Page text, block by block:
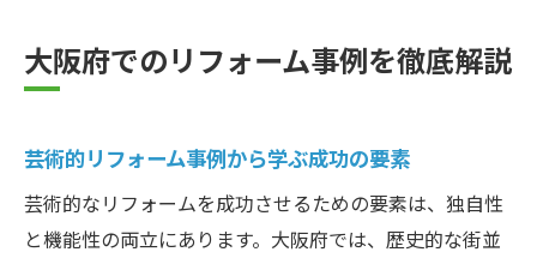
大阪府でのリフォーム事例を徹底解説
芸術的リフォーム事例から学ぶ成功の要素
芸術的なリフォームを成功させるための要素は、独自性
と機能性の両立にあります。大阪府では、歴史的な街並